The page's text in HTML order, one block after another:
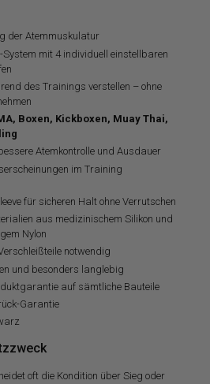
der Atemmuskulatur
System mit 4 individuell einstellbaren
des Trainings verstellen – ohne
Boxen, Kickboxen, Muay Thai,
Atemkontrolle und Ausdauer
im Training
für sicheren Halt ohne Verrutschen
aus medizinischem Silikon und
Nylon
notwendig
und besonders langlebig
auf sämtliche Bauteile
Garantie
oft die Kondition über Sieg oder